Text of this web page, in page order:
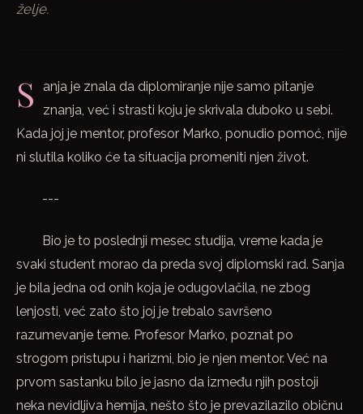
želje.
S
anja je znala da diplomiranje nije samo pitanje
znanja, već i strasti koju je skrivala duboko u sebi.
Kada joj je mentor, profesor Marko, ponudio pomoć, nije
ni slutila koliko će ta situacija promeniti njen život.
---
Bio je to poslednji mesec studija, vreme kada je
svaki student morao da preda svoj diplomski rad. Sanja
je bila jedna od onih koja je odugovlačila, ne zbog
lenjosti, već zato što joj je trebalo savršeno
razumevanje teme. Profesor Marko, poznat po
strogom pristupu i harizmi, bio je njen mentor. Već na
prvom sastanku bilo je jasno da između njih postoji
neka nevidljiva hemija, nešto što je prevazilazilo običnu